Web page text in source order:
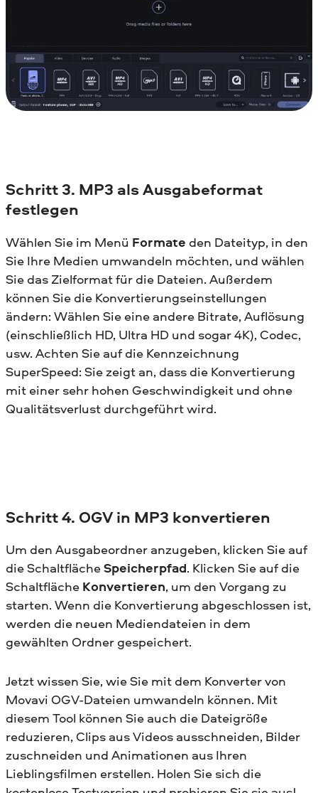
Schritt 3. MP3 als Ausgabeformat
festlegen
Wählen Sie im Menü Formate den Dateityp, in den
Sie Ihre Medien umwandeln möchten, und wählen
Sie das Zielformat für die Dateien. Außerdem
können Sie die Konvertierungseinstellungen
ändern: Wählen Sie eine andere Bitrate, Auflösung
(einschließlich HD, Ultra HD und sogar 4K), Codec,
usw. Achten Sie auf die Kennzeichnung
SuperSpeed: Sie zeigt an, dass die Konvertierung
mit einer sehr hohen Geschwindigkeit und ohne
Qualitätsverlust durchgeführt wird.
Schritt 4. OGV in MP3 konvertieren
Um den Ausgabeordner anzugeben, klicken Sie auf
die SchaltflächeSpeicherpfad. Klicken Sie auf die
Schaltfläche Konvertieren, um den Vorgang zu
starten. Wenn die Konvertierung abgeschlossen ist,
werden die neuen Mediendateien in dem
gewählten Ordner gespeichert.
Jetzt wissen Sie, wie Sie mit dem Konverter von
Movavi OGV-Dateien umwandeln können. Mit
diesem Tool können Sie auch die Dateigröße
reduzieren, Clips aus Videos ausschneiden, Bilder
zuschneiden und Animationen aus Ihren
Lieblingsfilmen erstellen. Holen Sie sich die